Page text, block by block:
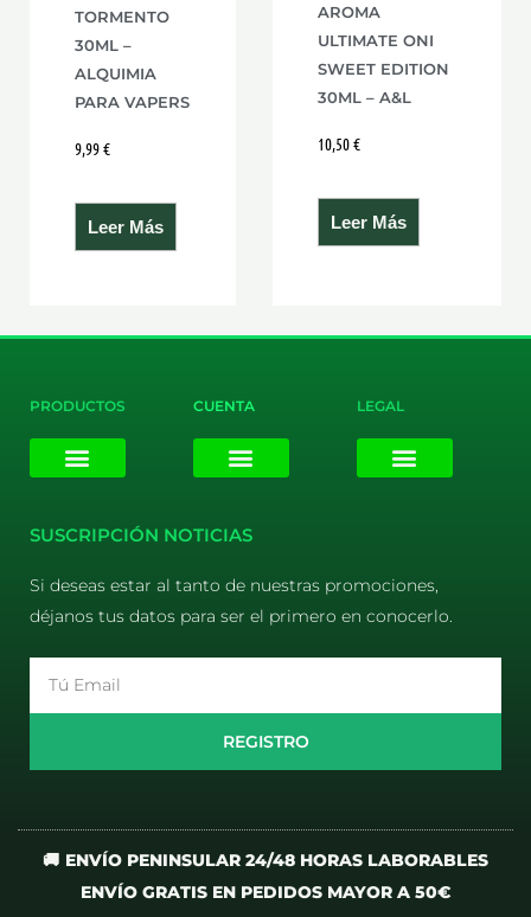
TORMENTO
30ML –
ALQUIMIA
PARA VAPERS
9,99€
Leer Más
AROMA
ULTIMATE ONI
SWEET EDITION
30ML – A&L
10,50€
Leer Más
PRODUCTOS CUENTA LEGAL
SUSCRIPCIÓN NOTICIAS
Si deseas estar al tanto de nuestras promociones,
déjanos tus datos para ser el primero en conocerlo.
REGISTRO
🚚 ENVÍO PENINSULAR 24/48 HORAS LABORABLES
ENVÍO GRATIS EN PEDIDOS MAYOR A 50€